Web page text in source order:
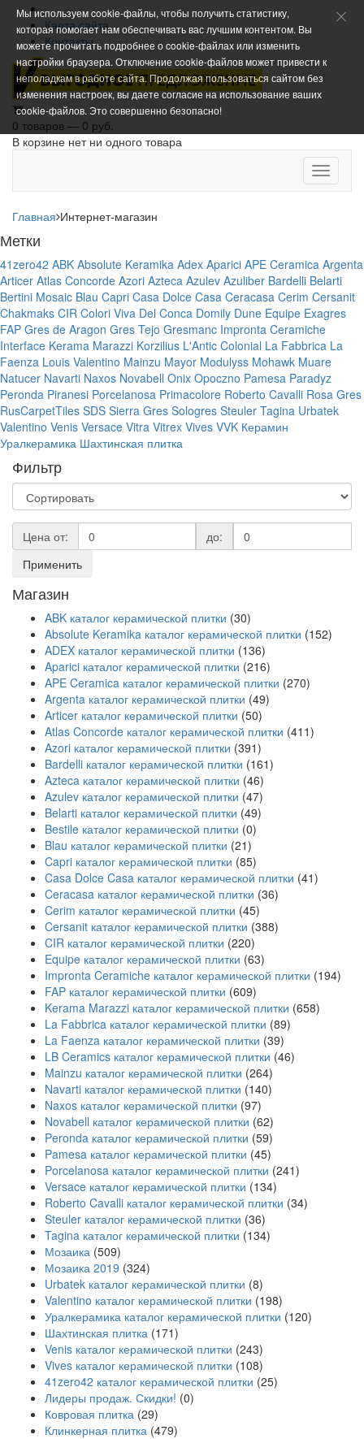
Карта сайта
Контакты
0 товаров — 0 руб.
В корзине нет ни одного товара
Toggle
Главная Интернет-магазин
Метки
41zero42 ABK Absolute Keramika Adex Aparici APE Ceramica Argenta
Articer Atlas Concorde Azori Azteca Azulev Azuliber Bardelli Belarti
Bertini Mosaic Blau Capri Casa Dolce Casa Ceracasa Cerim Cersanit
Chakmaks CIR Colori Viva Del Conca Domily Dune Equipe Exagres
FAP Gres de Aragon Gres Tejo Gresmanc Impronta Ceramiche
Interface Kerama Marazzi Korzilius L'Antic Colonial La Fabbrica La
Faenza Louis Valentino Mainzu Mayor Modulyss Mohawk Muare
Natucer Navarti Naxos Novabell Onix Opoczno Pamesa Paradyz
Peronda Piranesi Porcelanosa Primacolore Roberto Cavalli Rosa Gres
RusCarpetTiles SDS Sierra Gres Sologres Steuler Tagina Urbatek
Valentino Venis Versace Vitra Vitrex Vives VVK Керамин
Уралкерамика Шахтинская плитка
Фильтр
Цена от:
до:
Применить
Магазин
ABK каталог керамической плитки (30)
Absolute Keramika каталог керамической плитки (152)
ADEX каталог керамической плитки (136)
Aparici каталог керамической плитки (216)
APE Ceramica каталог керамической плитки (270)
Argenta каталог керамической плитки (49)
Articer каталог керамической плитки (50)
Atlas Concorde каталог керамической плитки (411)
Azori каталог керамической плитки (391)
Bardelli каталог керамической плитки (161)
Azteca каталог керамической плитки (46)
Azulev каталог керамической плитки (47)
Belarti каталог керамической плитки (49)
Bestile каталог керамической плитки (0)
Blau каталог керамической плитки (21)
Capri каталог керамической плитки (85)
Casa Dolce Casa каталог керамической плитки (41)
Ceracasa каталог керамической плитки (36)
Cerim каталог керамической плитки (45)
Cersanit каталог керамической плитки (388)
CIR каталог керамической плитки (220)
Equipe каталог керамической плитки (63)
Impronta Ceramiche каталог керамической плитки (194)
FAP каталог керамической плитки (609)
Kerama Marazzi каталог керамической плитки (658)
La Fabbrica каталог керамической плитки (89)
La Faenza каталог керамической плитки (39)
LB Ceramics каталог керамической плитки (46)
Mainzu каталог керамической плитки (264)
Navarti каталог керамической плитки (140)
Naxos каталог керамической плитки (97)
Novabell каталог керамической плитки (62)
Peronda каталог керамической плитки (59)
Pamesa каталог керамической плитки (45)
Porcelanosa каталог керамической плитки (241)
Versace каталог керамической плитки (134)
Roberto Cavalli каталог керамической плитки (34)
Steuler каталог керамической плитки (36)
Tagina каталог керамической плитки (134)
Мозаика (509)
Мозаика 2019 (324)
Urbatek каталог керамической плитки (8)
Valentino каталог керамической плитки (198)
Уралкерамика каталог керамической плитки (120)
Шахтинская плитка (171)
Venis каталог керамической плитки (243)
Vives каталог керамической плитки (108)
41zero42 каталог керамической плитки (25)
Лидеры продаж. Скидки! (0)
Ковровая плитка (29)
Клинкерная плитка (479)
Мы используем cookie-файлы, чтобы получить статистику,
которая помогает нам обеспечивать вас лучшим контентом. Вы
можете прочитать подробнее о cookie-файлах или изменить
настройки браузера. Отключение cookie-файлов может привести к
неполадкам в работе сайта. Продолжая пользоваться сайтом без
изменения настроек, вы даете согласие на использование ваших
cookie-файлов. Это совершенно безопасно!